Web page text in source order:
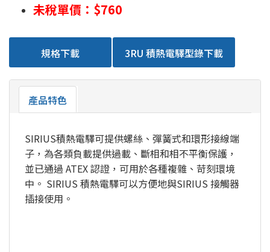
未稅單價：$760
規格下載 3RU 積熱電驛型錄下載
產品特色
SIRIUS積熱電驛可提供螺絲、彈簧式和環形接線端
子，為各類負載提供過載、斷相和相不平衡保護，
並已通過 ATEX 認證，可用於各種複雜、苛刻環境
中。 SIRIUS 積熱電驛可以方便地與SIRIUS 接觸器
插接使用。